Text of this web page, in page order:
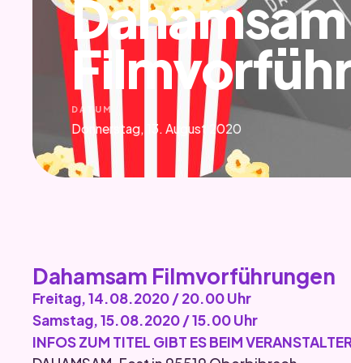
Dahamsam
DATUM
Donnerstag, 13. August 2020
Dahamsam Filmvorführungen
Freitag, 14.08.2020 / 20.00 Uhr
Samstag, 15.08.2020 / 15.00 Uhr
INFOS ZUM TITEL GIBT ES BEIM